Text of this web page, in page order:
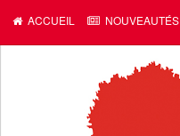
ACCUEIL NOUVEAUTÉS